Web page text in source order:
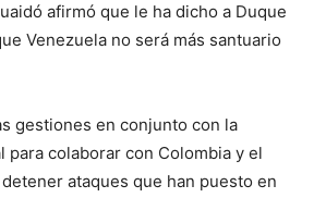
afirmó que le ha dicho a Duque
Venezuela no será más santuario
gestiones en conjunto con la
para colaborar con Colombia y el
ataques que han puesto en